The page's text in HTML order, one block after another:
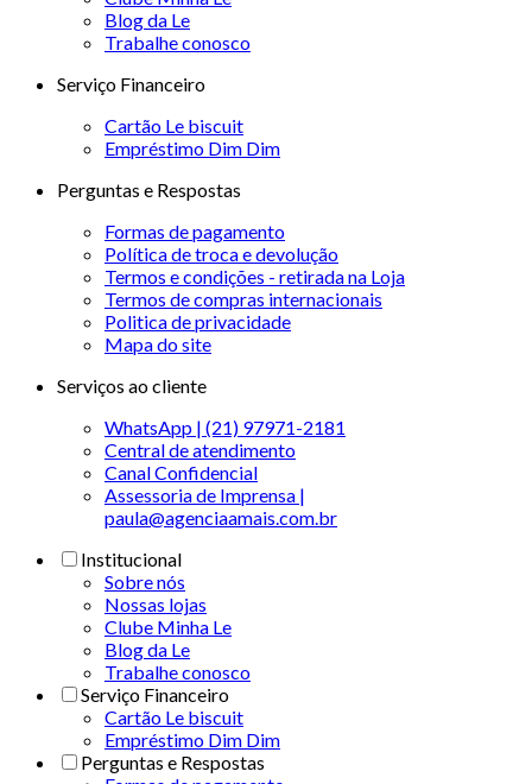
Blog da Le
Trabalhe conosco
Serviço Financeiro
Cartão Le biscuit
Empréstimo Dim Dim
Perguntas e Respostas
Formas de pagamento
Política de troca e devolução
Termos e condições - retirada na Loja
Termos de compras internacionais
Politica de privacidade
Mapa do site
Serviços ao cliente
WhatsApp | (21) 97971-2181
Central de atendimento
Canal Confidencial
Assessoria de Imprensa |
paula@agenciaamais.com.br
Institucional
Sobre nós
Nossas lojas
Clube Minha Le
Blog da Le
Trabalhe conosco
Serviço Financeiro
Cartão Le biscuit
Empréstimo Dim Dim
Perguntas e Respostas